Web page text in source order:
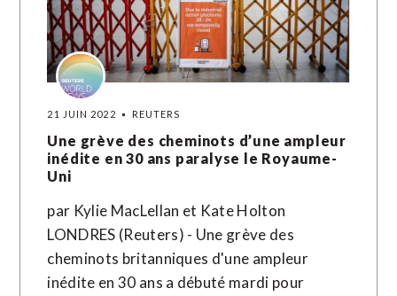
21 JUIN 2022 REUTERS
Une grève des cheminots d’une ampleur
inédite en 30 ans paralyse le Royaume-
Uni
par Kylie MacLellan et Kate Holton
LONDRES (Reuters) - Une grève des
cheminots britanniques d'une ampleur
inédite en 30 ans a débuté mardi pour